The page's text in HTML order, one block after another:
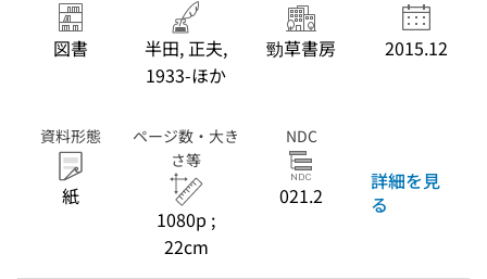
図書
半田, 正夫,
1933-ほか
勁草書房 2015.12
資料形態
紙
ページ数・大き
さ等
1080p ;
22cm
NDC
021.2
詳細を見
る